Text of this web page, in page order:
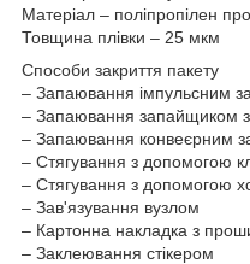
Матеріал – поліпропілен
Товщина плівки – 25 мкм
Способи закриття пакету
– Запаювання імпульсним
– Запаювання запайщиком з
– Запаювання конвеєрним
– Стягування з допомогою
– Стягування з допомогою
– Зав'язування вузлом
– Картонна накладка з
– Заклеювання стікером